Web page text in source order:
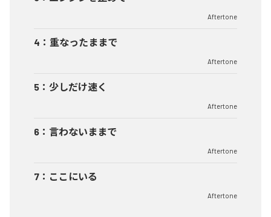
Aftertone
4 ： 重なったままで
Aftertone
5 ： 少しだけ速く
Aftertone
6 ： 言わないままで
Aftertone
7 ： ここにいる
Aftertone